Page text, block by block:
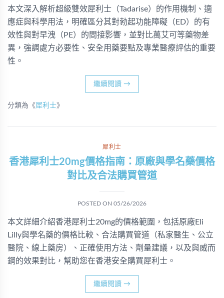
本文深入解析超級雙效犀利士（Tadarise）的作用機制、適
應症與科學用法，明確區分其對勃起功能障礙（ED）的有
效性與對早洩（PE）的間接影響，並對比萬艾可等藥物差
異，強調處方必要性、安全用藥要點及專業醫療評估的重要
性。
繼續閱讀 →
分類為《犀利士》
犀利士
香港犀利士20mg價格指南：原廠與學名藥價格
對比及合法購買管道
POSTED ON 05/26/2026
本文詳細介紹香港犀利士20mg的價格範圍，包括原廠Eli
Lilly與學名藥的價格比較、合法購買管道（私家醫生、公立
醫院、線上藥房）、正確使用方法、劑量建議，以及與威而
鋼的效果對比，幫助您在香港安全購買犀利士。
繼續閱讀 →